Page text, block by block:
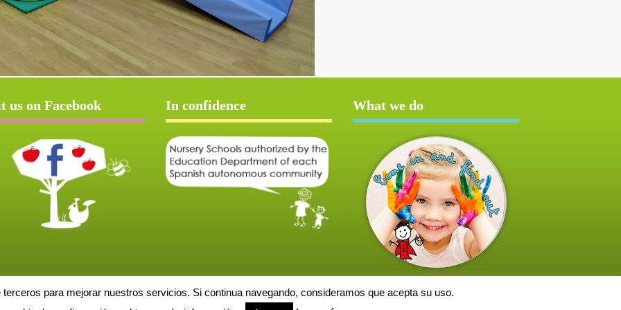
us on Facebook In confidence What we do
para mejorar nuestros servicios. Si continua navegando, consideramos que acepta su uso.
Aviso Legal Política de cookies Protección de datos Solicitud de baja